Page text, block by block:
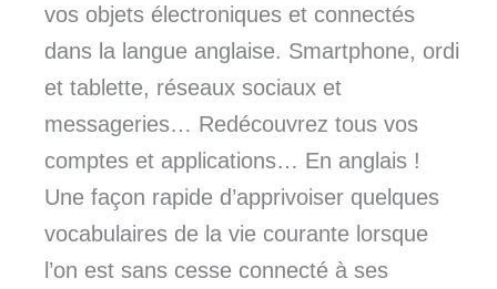
vos objets électroniques et connectés
dans la langue anglaise. Smartphone, ordi
et tablette, réseaux sociaux et
messageries… Redécouvrez tous vos
comptes et applications… En anglais !
Une façon rapide d’apprivoiser quelques
vocabulaires de la vie courante lorsque
l’on est sans cesse connecté à ses